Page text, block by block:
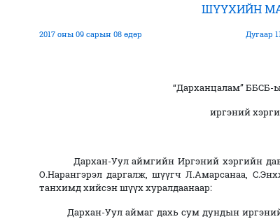
ШҮҮХИЙН
2017 оны 09 сарын 08 өдөр Дугаар
“Дарханцалам”
иргэний
Дархан-Уул аймгийн Иргэний хэргийн
О.Нарангэрэл даргалж, шүүгч Л.Амарсанаа,
танхимд хийсэн шүүх хуралдаанаар:
Дархан-Уул аймаг дахь сум дундын иргэний